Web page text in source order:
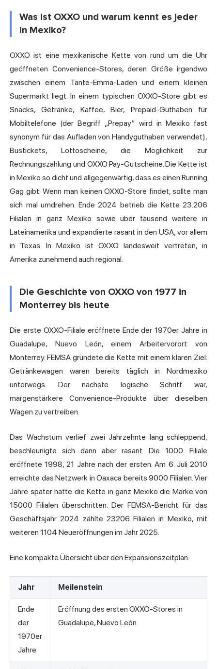
Was ist OXXO und warum kennt es jeder
in Mexiko?
OXXO ist eine mexikanische Kette von rund um die Uhr
geöffneten Convenience-Stores, deren Größe irgendwo
zwischen einem Tante-Emma-Laden und einem kleinen
Supermarkt liegt. In einem typischen OXXO-Store gibt es
Snacks, Getränke, Kaffee, Bier, Prepaid-Guthaben für
Mobiltelefone (der Begriff „Prepay“ wird in Mexiko fast
synonym für das Aufladen von Handyguthaben verwendet),
Bustickets, Lottoscheine, die Möglichkeit zur
Rechnungszahlung und OXXO Pay-Gutscheine. Die Kette ist
in Mexiko so dicht und allgegenwärtig, dass es einen Running
Gag gibt: Wenn man keinen OXXO-Store findet, sollte man
sich mal umdrehen. Ende 2024 betrieb die Kette 23.206
Filialen in ganz Mexiko sowie über tausend weitere in
Lateinamerika und expandierte rasant in den USA, vor allem
in Texas. In Mexiko ist OXXO landesweit vertreten, in
Amerika zunehmend auch regional.
Die Geschichte von OXXO von 1977 in
Monterrey bis heute
Die erste OXXO-Filiale eröffnete Ende der 1970er Jahre in
Guadalupe, Nuevo León, einem Arbeitervorort von
Monterrey. FEMSA gründete die Kette mit einem klaren Ziel:
Getränkewagen waren bereits täglich in Nordmexiko
unterwegs. Der nächste logische Schritt war,
margenstärkere Convenience-Produkte über dieselben
Wagen zu vertreiben.
Das Wachstum verlief zwei Jahrzehnte lang schleppend,
beschleunigte sich dann aber rasant. Die 1000. Filiale
eröffnete 1998, 21 Jahre nach der ersten. Am 6. Juli 2010
erreichte das Netzwerk in Oaxaca bereits 9000 Filialen. Vier
Jahre später hatte die Kette in ganz Mexiko die Marke von
15000 Filialen überschritten. Der FEMSA-Bericht für das
Geschäftsjahr 2024 zählte 23206 Filialen in Mexiko, mit
weiteren 1104 Neueröffnungen im Jahr 2025.
Eine kompakte Übersicht über den Expansionszeitplan:
Jahr Meilenstein
Ende
der
1970er
Jahre
Eröffnung des ersten OXXO-Stores in
Guadalupe, Nuevo León